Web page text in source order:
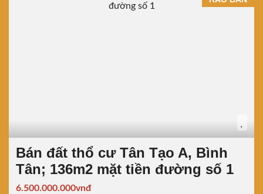
Bán đất thổ cư Tân Tạo A, Bình
Tân; 136m2 mặt tiền đường số 1
6.500.000.000vnđ